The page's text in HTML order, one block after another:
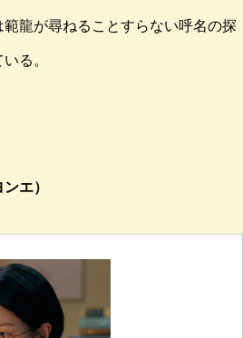
龍が尋ねることすらない呼名の探
る。
エ）